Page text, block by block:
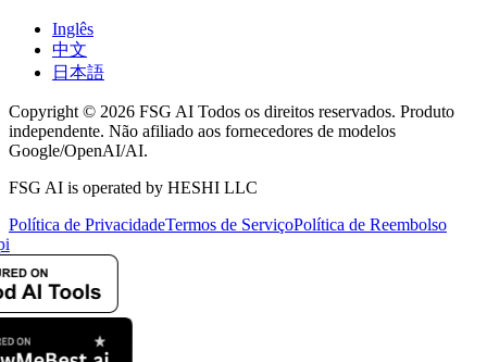
Inglês
中文
日本語
Copyright © 2026 FSG AI Todos os direitos reservados. Produto
independente. Não afiliado aos fornecedores de modelos
Google/OpenAI/AI.
FSG AI is operated by HESHI LLC
Política de PrivacidadeTermos de ServiçoPolítica de Reembolso